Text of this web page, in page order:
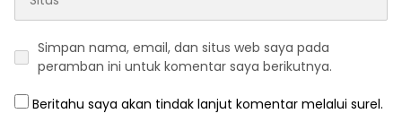
Simpan nama, email, dan situs web saya pada
peramban ini untuk komentar saya berikutnya.
Beritahu saya akan tindak lanjut komentar melalui surel.